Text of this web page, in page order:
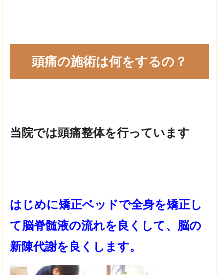
頭痛の施術は何をするの？
当院では頭痛整体を行っています
はじめに矯正ベッドで全身を矯正し
て脳脊髄液の流れを良くして、 脳の
新陳代謝を良くします。